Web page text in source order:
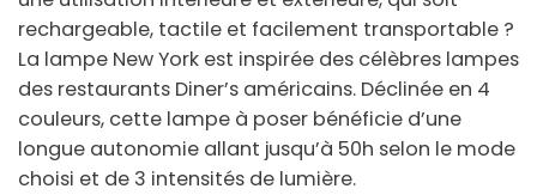
rechargeable, tactile et facilement transportable ?
La lampe New York est inspirée des célèbres lampes
des restaurants Diner’s américains. Déclinée en 4
couleurs, cette lampe à poser bénéficie d’une
longue autonomie allant jusqu’à 50h selon le mode
choisi et de 3 intensités de lumière.